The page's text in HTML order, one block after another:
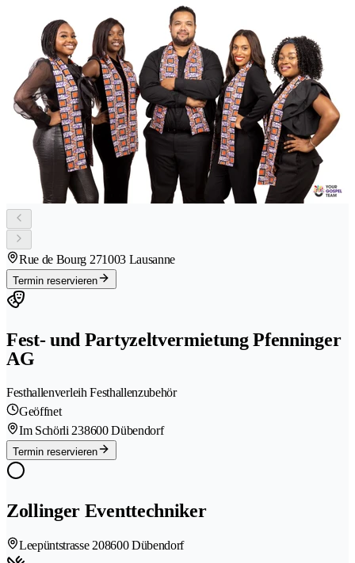
Rue de Bourg 271003 Lausanne
Termin reservieren
Fest- und Partyzeltvermietung Pfenninger
AG
Festhallenverleih Festhallenzubehör
Geöffnet
Im Schörli 238600 Dübendorf
Termin reservieren
Zollinger Eventtechniker
Leepüntstrasse 208600 Dübendorf